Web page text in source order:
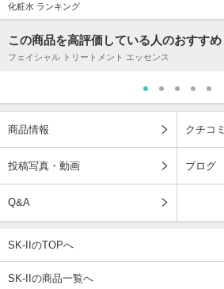
化粧水 ランキング
この商品を高評価している人のおすすめ
フェイシャル トリートメント エッセンス
商品情報 クチコミ
投稿写真・動画 ブログ
Q&A
SK-IIのTOPへ
SK-IIの商品一覧へ